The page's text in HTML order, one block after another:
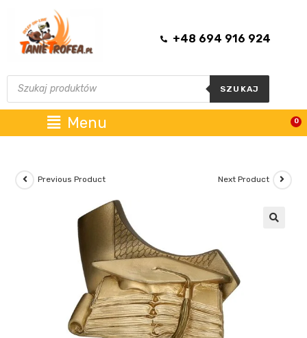
+48 694 916 924
SZUKAJ
Menu 0
Previous Product Next Product